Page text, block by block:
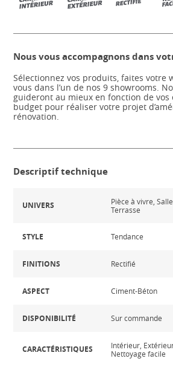
Nous vous accompagnons dans
Sélectionnez vos produits, faites votre
vous dans l’un de nos 9 showrooms.
guideront au mieux en fonction de vos
budget pour réaliser votre projet
rénovation.
Descriptif technique
UNIVERS
Pièce à vivre,
Terrasse
STYLE Tendance
FINITIONS Rectifié
ASPECT Ciment-Béton
DISPONIBILITÉ Sur commande
CARACTÉRISTIQUES
Intérieur,
Nettoyage facile